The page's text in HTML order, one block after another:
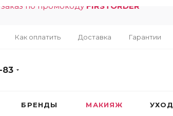
по промокоду FIRSTORDER
Как оплатить Доставка Гарантии
83
БРЕНДЫ МАКИЯЖ УХОД